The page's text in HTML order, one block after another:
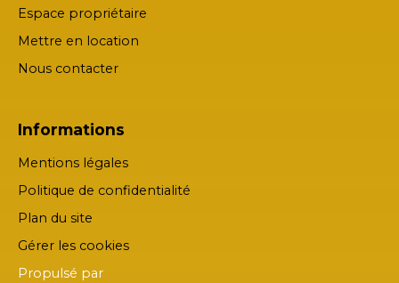
Espace propriétaire
Mettre en location
Nous contacter
Informations
Mentions légales
Politique de confidentialité
Plan du site
Gérer les cookies
Propulsé par